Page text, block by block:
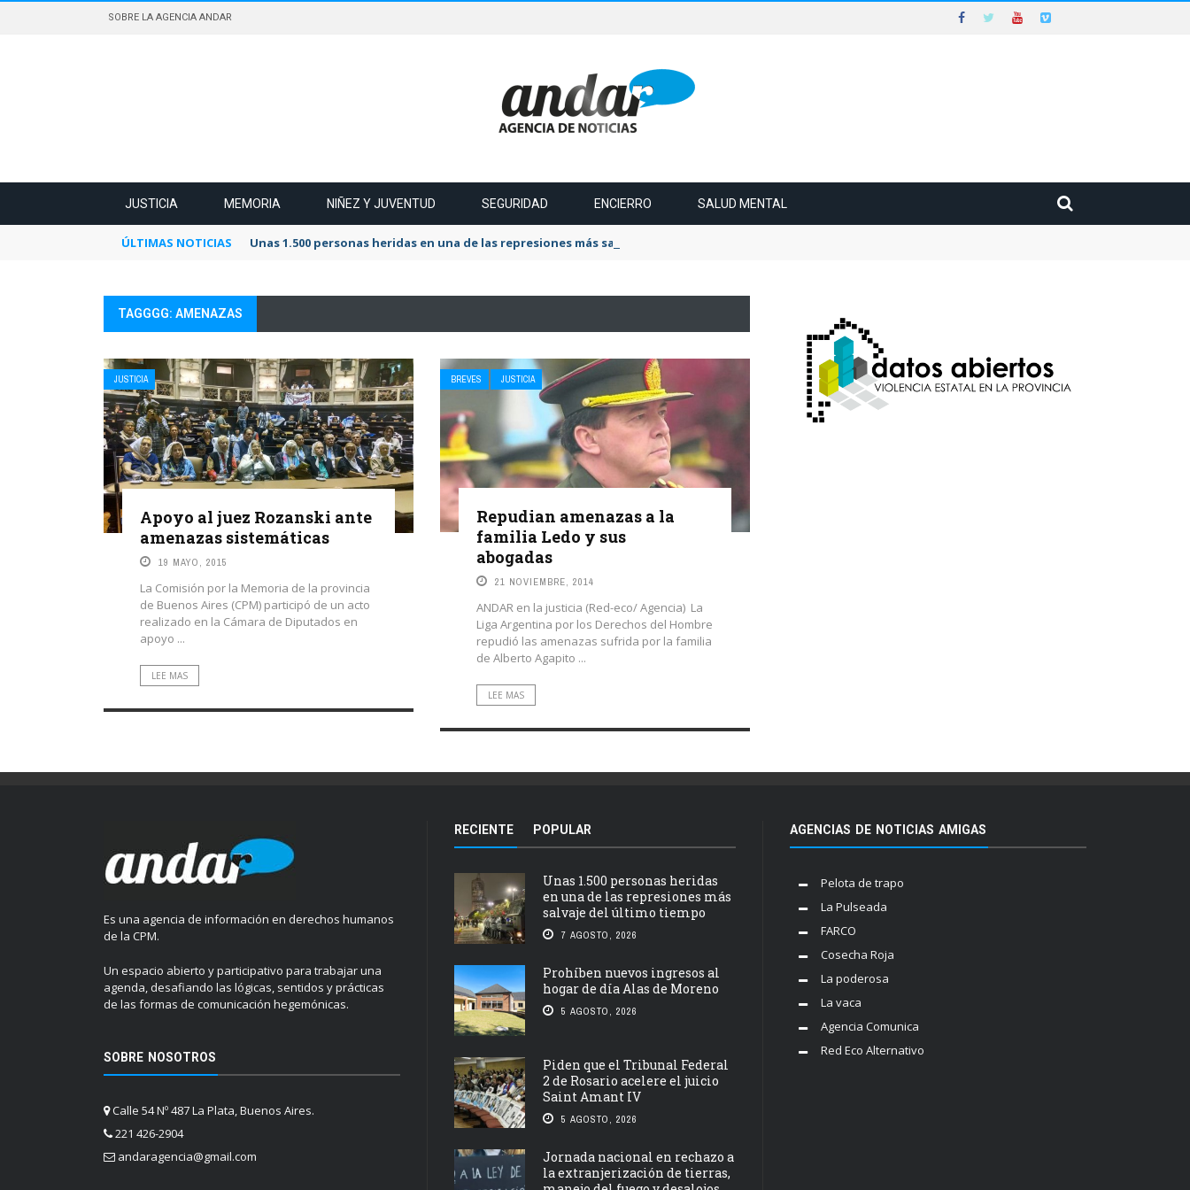
SOBRE LA AGENCIA ANDAR
JUSTICIA MEMORIA NIÑEZ Y JUVENTUD SEGURIDAD ENCIERRO SALUD MENTAL
ÚLTIMAS NOTICIAS Unas 1.500 personas heridas en una de las represiones más salvaje del último tiempo
TAGGGG: AMENAZAS
JUSTICIA
Apoyo al juez Rozanski ante
amenazas sistemáticas
19 MAYO, 2015
La Comisión por la Memoria de la provincia
de Buenos Aires (CPM) participó de un acto
realizado en la Cámara de Diputados en
apoyo ...
LEE MAS
BREVES JUSTICIA
Repudian amenazas a la
familia Ledo y sus
abogadas
21 NOVIEMBRE, 2014
ANDAR en la justicia (Red-eco/ Agencia) La
Liga Argentina por los Derechos del Hombre
repudió las amenazas sufrida por la familia
de Alberto Agapito ...
LEE MAS
Es una agencia de información en derechos humanos
de la CPM.
Un espacio abierto y participativo para trabajar una
agenda, desafiando las lógicas, sentidos y prácticas
de las formas de comunicación hegemónicas.
SOBRE NOSOTROS
Calle 54 Nº 487 La Plata, Buenos Aires.
221 426-2904
andaragencia@gmail.com
RECIENTE POPULAR
Unas 1.500 personas heridas
en una de las represiones más
salvaje del último tiempo
7 AGOSTO, 2026
Prohíben nuevos ingresos al
hogar de día Alas de Moreno
5 AGOSTO, 2026
Piden que el Tribunal Federal
2 de Rosario acelere el juicio
Saint Amant IV
5 AGOSTO, 2026
Jornada nacional en rechazo a
la extranjerización de tierras,
AGENCIAS DE NOTICIAS AMIGAS
Pelota de trapo
La Pulseada
FARCO
Cosecha Roja
La poderosa
La vaca
Agencia Comunica
Red Eco Alternativo